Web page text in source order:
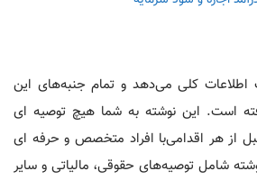
کلی می‌دهد و تمام جنبه‌های این
است. این نوشته به شما هیچ توصیه ای
از هر اقدامی‌با افراد متخصص و حرفه ای
شامل توصیه‌های حقوقی، مالیاتی و سایر